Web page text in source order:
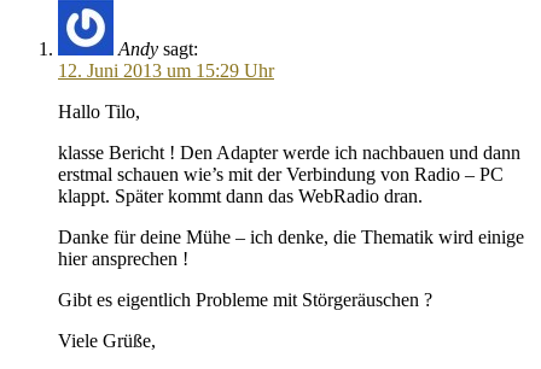
Andy sagt:
12. Juni 2013 um 15:29 Uhr
Hallo Tilo,
klasse Bericht ! Den Adapter werde ich nachbauen und dann
erstmal schauen wie’s mit der Verbindung von Radio – PC
klappt. Später kommt dann das WebRadio dran.
Danke für deine Mühe – ich denke, die Thematik wird einige
hier ansprechen !
Gibt es eigentlich Probleme mit Störgeräuschen ?
Viele Grüße,